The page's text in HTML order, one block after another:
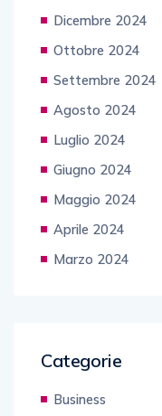
Dicembre 2024
Ottobre 2024
Settembre 2024
Agosto 2024
Luglio 2024
Giugno 2024
Maggio 2024
Aprile 2024
Marzo 2024
Categorie
Business